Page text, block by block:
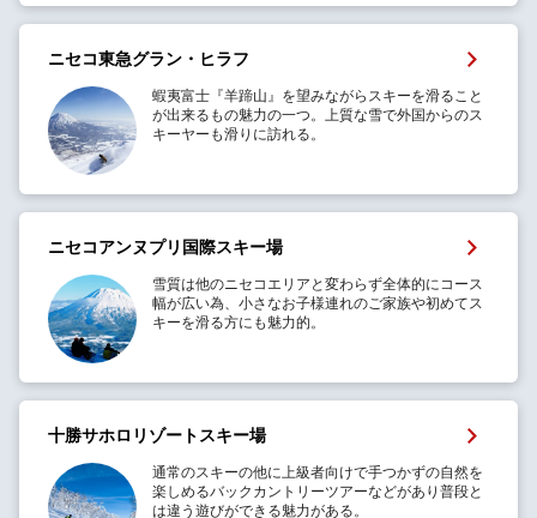
ニセコ東急グラン・ヒラフ
蝦夷富士『羊蹄山』を望みながらスキーを滑ること
が出来るもの魅力の一つ。上質な雪で外国からのス
キーヤーも滑りに訪れる。
ニセコアンヌプリ国際スキー場
雪質は他のニセコエリアと変わらず全体的にコース
幅が広い為、小さなお子様連れのご家族や初めてス
キーを滑る方にも魅力的。
十勝サホロリゾートスキー場
通常のスキーの他に上級者向けで手つかずの自然を
楽しめるバックカントリーツアーなどがあり普段と
は違う遊びができる魅力がある。